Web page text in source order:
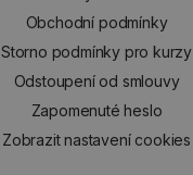
Obchodní podmínky
Storno podmínky pro kurzy
Odstoupení od smlouvy
Zapomenuté heslo
Zobrazit nastavení cookies